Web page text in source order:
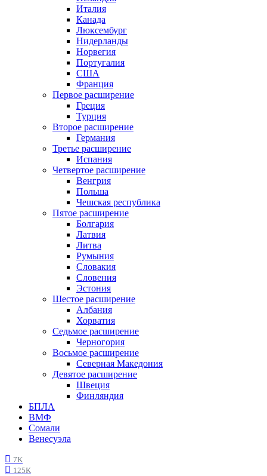
Италия
Канада
Люксембург
Нидерланды
Норвегия
Португалия
США
Франция
Первое расширение
Греция
Турция
Второе расширение
Германия
Третье расширение
Испания
Четвертое расширение
Венгрия
Польша
Чешская республика
Пятое расширение
Болгария
Латвия
Литва
Румыния
Словакия
Словения
Эстония
Шестое расширение
Албания
Хорватия
Седьмое расширение
Черногория
Восьмое расширение
Северная Македония
Девятое расширение
Швеция
Финляндия
БПЛА
ВМФ
Сомали
Венесуэла
7K
125K